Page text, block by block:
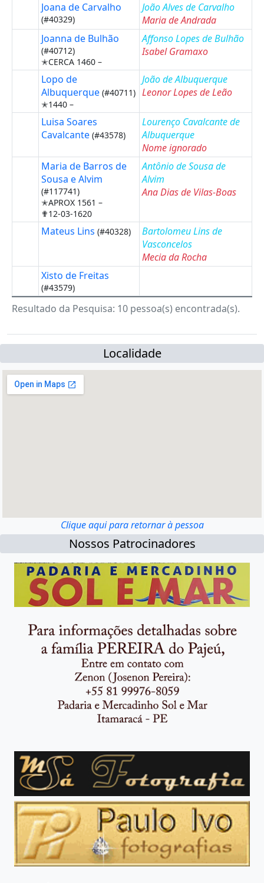
Joana de Carvalho
(#40329)
João Alves de Carvalho
Maria de Andrada
Joanna de Bulhão
(#40712)
✭CERCA 1460 –
Affonso Lopes de Bulhão
Isabel Gramaxo
Lopo de
Albuquerque (#40711)
✭1440 –
João de Albuquerque
Leonor Lopes de Leão
Luisa Soares
Cavalcante (#43578)
Lourenço Cavalcante de
Albuquerque
Nome ignorado
Maria de Barros de
Sousa e Alvim
(#117741)
✭APROX 1561 –
✟12-03-1620
Antônio de Sousa de
Alvim
Ana Dias de Vilas-Boas
Mateus Lins (#40328)
Bartolomeu Lins de
Vasconcelos
Mecia da Rocha
Xisto de Freitas
(#43579)
Resultado da Pesquisa: 10 pessoa(s) encontrada(s).
Localidade
Clique aqui para retornar à pessoa
Nossos Patrocinadores